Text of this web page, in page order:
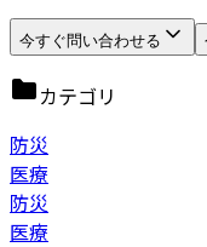
今すぐ問い合わせる
カテゴリ
防災
医療
防災
医療